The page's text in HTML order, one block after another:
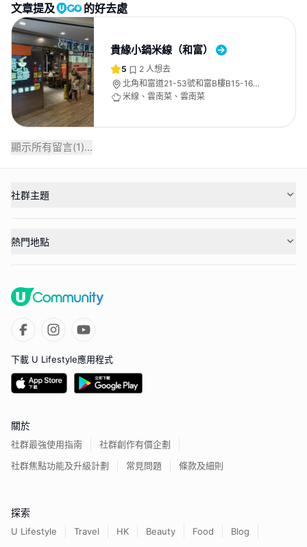
文章提及 的好去處
貴緣小鍋米線（和富）
5 2 人想去
北角和富道21-53號和富B樓B15-16號
舖
米線、雲南菜、雲南菜
顯示所有留言(1)...
社群主題
熱門地點
下載 U Lifestyle應用程式
關於
社群最強使用指南
社群創作有價企劃
社群焦點功能及升級計劃
常見問題 條款及細則
探索
U Lifestyle Travel HK Beauty Food
Blog